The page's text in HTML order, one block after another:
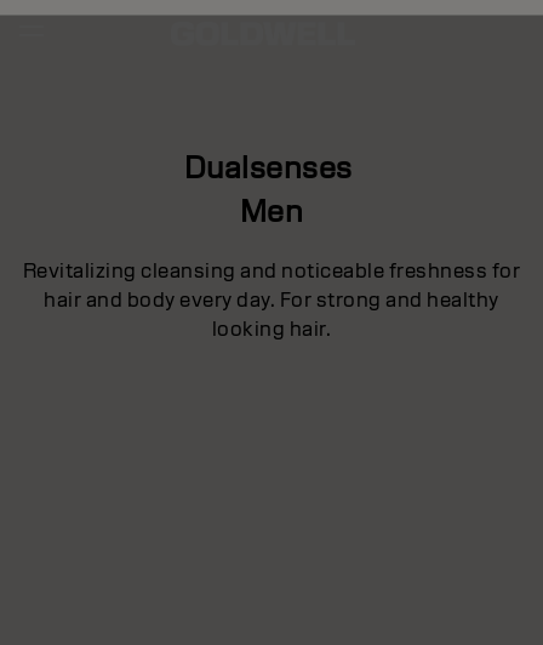
Dualsenses
Men
Revitalizing cleansing and noticeable freshness for
hair and body every day. For strong and healthy
looking hair.